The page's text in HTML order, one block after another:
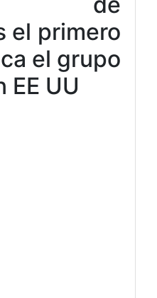
el primero
el grupo
UU